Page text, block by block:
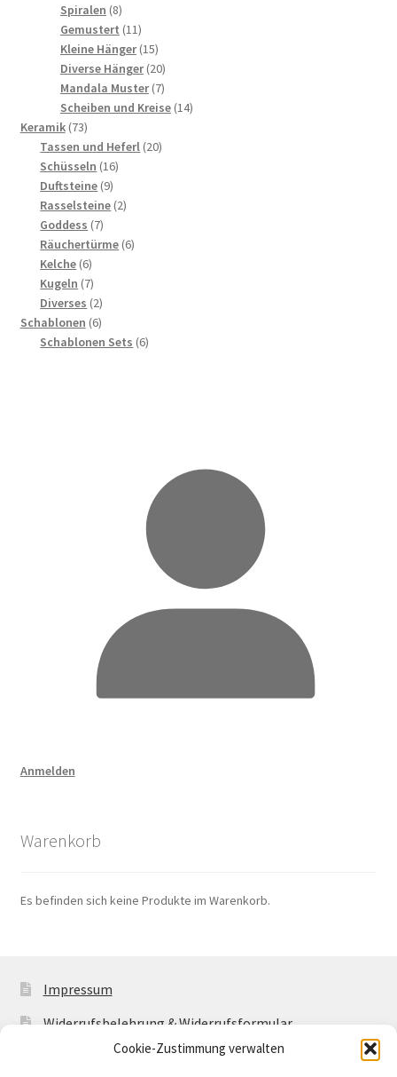
Cookie-Zustimmung verwalten
Spiralen 88
Produkte
Gemustert 1111
Produkte
Kleine Hänger 1515
Produkte
Diverse Hänger 2020
Produkte
Mandala Muster 77
Produkte
Scheiben und Kreise 1414
Keramik 7373
Produkte
Tassen und Heferl 2020
Schüsseln 1616
Duftsteine 99
Produkte
Rasselsteine 22
Goddess 77
Produkte
Räuchertürme 66
Kelche 66
Produkte
Kugeln 77
Produkte
Diverses 22
Produkte
Schablonen 66
Produkte
Schablonen Sets 66
Anmelden
Warenkorb
Es befinden sich keine Produkte im Warenkorb.
Impressum
Widerrufsbelehrung & Widerrufsformular
Allgemeine Geschäftsbedingungen mit